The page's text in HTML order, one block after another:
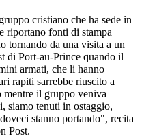
cristiano che ha sede in
fonti di stampa
tornando da una visita a un
di Port-au-Prince quando il
armati, che li hanno
rapiti sarrebbe riuscito a
mentre il gruppo veniva
siamo tenuti in ostaggio,
stanno portando", recita
Post.